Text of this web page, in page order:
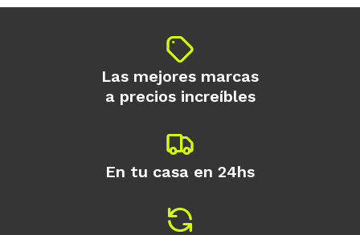
Las mejores marcas
a precios increíbles
En tu casa en 24hs